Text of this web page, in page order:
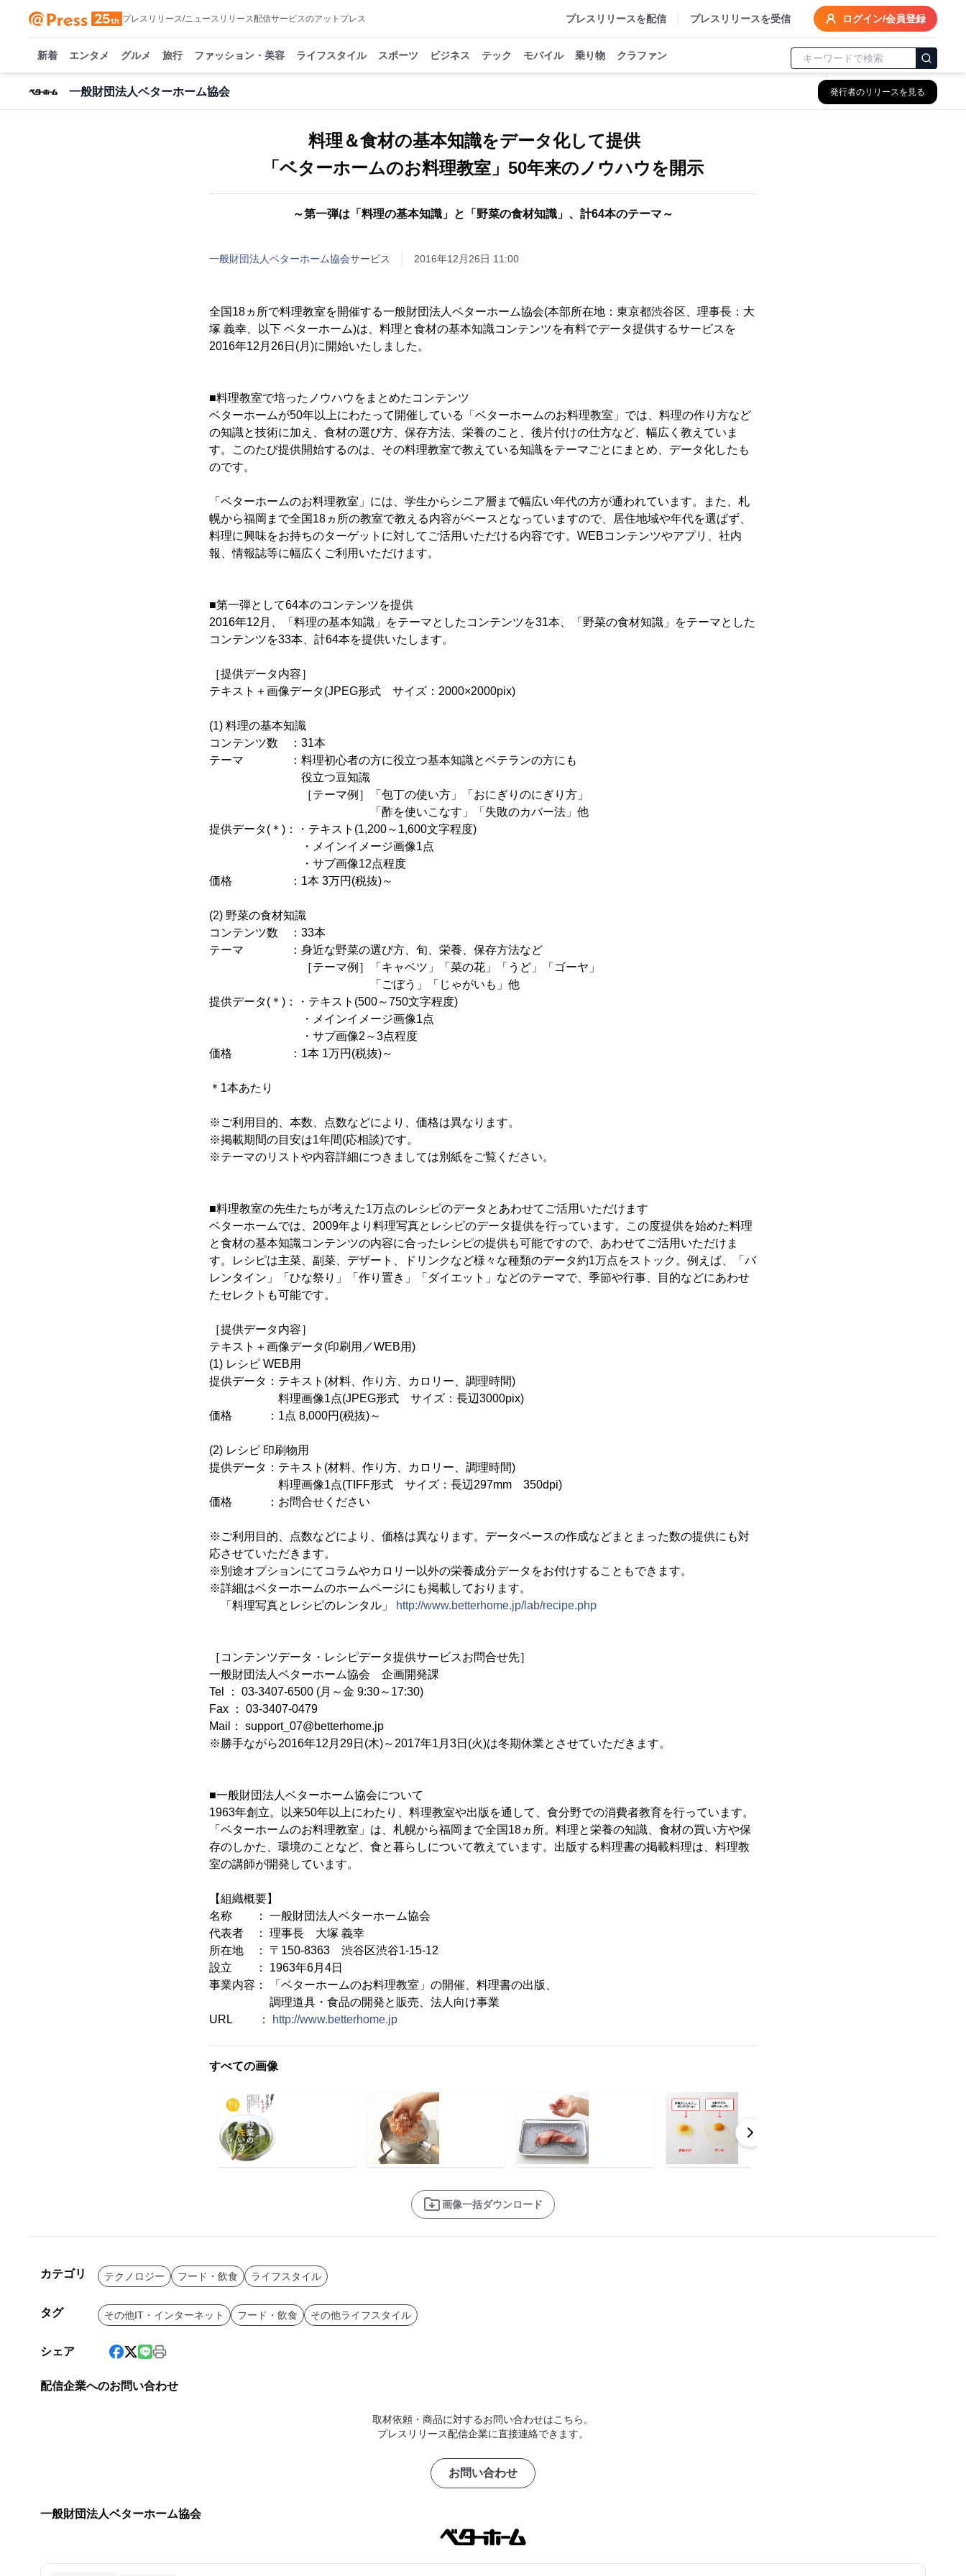
プレスリリース/ニュースリリース配信サービスのアットプレス プレスリリースを配信 プレスリリースを受信 ログイン/会員登録
新着 エンタメ グルメ 旅行 ファッション・美容 ライフスタイル スポーツ ビジネス テック モバイル 乗り物 クラファン
一般財団法人ベターホーム協会 発行者のリリースを見る
料理＆食材の基本知識をデータ化して提供
「ベターホームのお料理教室」50年来のノウハウを開示
～第一弾は「料理の基本知識」と「野菜の食材知識」、計64本のテーマ～
一般財団法人ベターホーム協会サービス 2016年12月26日 11:00
全国18ヵ所で料理教室を開催する一般財団法人ベターホーム協会(本部所在地：東京都渋谷区、理事長：大
塚 義幸、以下 ベターホーム)は、料理と食材の基本知識コンテンツを有料でデータ提供するサービスを
2016年12月26日(月)に開始いたしました。
■料理教室で培ったノウハウをまとめたコンテンツ
ベターホームが50年以上にわたって開催している「ベターホームのお料理教室」では、料理の作り方など
の知識と技術に加え、食材の選び方、保存方法、栄養のこと、後片付けの仕方など、幅広く教えていま
す。このたび提供開始するのは、その料理教室で教えている知識をテーマごとにまとめ、データ化したも
のです。
「ベターホームのお料理教室」には、学生からシニア層まで幅広い年代の方が通われています。また、札
幌から福岡まで全国18ヵ所の教室で教える内容がベースとなっていますので、居住地域や年代を選ばず、
料理に興味をお持ちのターゲットに対してご活用いただける内容です。WEBコンテンツやアプリ、社内
報、情報誌等に幅広くご利用いただけます。
■第一弾として64本のコンテンツを提供
2016年12月、「料理の基本知識」をテーマとしたコンテンツを31本、「野菜の食材知識」をテーマとした
コンテンツを33本、計64本を提供いたします。
［提供データ内容］
テキスト＋画像データ(JPEG形式 サイズ：2000×2000pix)
(1) 料理の基本知識
コンテンツ数 ：31本
テーマ ：料理初心者の方に役立つ基本知識とベテランの方にも
役立つ豆知識
［テーマ例］「包丁の使い方」「おにぎりのにぎり方」
「酢を使いこなす」「失敗のカバー法」他
提供データ(＊)：・テキスト(1,200～1,600文字程度)
・メインイメージ画像1点
・サブ画像12点程度
価格 ：1本 3万円(税抜)～
(2) 野菜の食材知識
コンテンツ数 ：33本
テーマ ：身近な野菜の選び方、旬、栄養、保存方法など
［テーマ例］「キャベツ」「菜の花」「うど」「ゴーヤ」
「ごぼう」「じゃがいも」他
提供データ(＊)：・テキスト(500～750文字程度)
・メインイメージ画像1点
・サブ画像2～3点程度
価格 ：1本 1万円(税抜)～
＊1本あたり
※ご利用目的、本数、点数などにより、価格は異なります。
※掲載期間の目安は1年間(応相談)です。
※テーマのリストや内容詳細につきましては別紙をご覧ください。
■料理教室の先生たちが考えた1万点のレシピのデータとあわせてご活用いただけます
ベターホームでは、2009年より料理写真とレシピのデータ提供を行っています。この度提供を始めた料理
と食材の基本知識コンテンツの内容に合ったレシピの提供も可能ですので、あわせてご活用いただけま
す。レシピは主菜、副菜、デザート、ドリンクなど様々な種類のデータ約1万点をストック。例えば、「バ
レンタイン」「ひな祭り」「作り置き」「ダイエット」などのテーマで、季節や行事、目的などにあわせ
たセレクトも可能です。
［提供データ内容］
テキスト＋画像データ(印刷用／WEB用)
(1) レシピ WEB用
提供データ：テキスト(材料、作り方、カロリー、調理時間)
料理画像1点(JPEG形式 サイズ：長辺3000pix)
価格 ：1点 8,000円(税抜)～
(2) レシピ 印刷物用
提供データ：テキスト(材料、作り方、カロリー、調理時間)
料理画像1点(TIFF形式 サイズ：長辺297mm 350dpi)
価格 ：お問合せください
※ご利用目的、点数などにより、価格は異なります。データベースの作成などまとまった数の提供にも対
応させていただきます。
※別途オプションにてコラムやカロリー以外の栄養成分データをお付けすることもできます。
※詳細はベターホームのホームページにも掲載しております。
「料理写真とレシピのレンタル」
http://www.betterhome.jp/lab/recipe.php
［コンテンツデータ・レシピデータ提供サービスお問合せ先］
一般財団法人ベターホーム協会 企画開発課
Tel ： 03-3407-6500 (月～金 9:30～17:30)
Fax ： 03-3407-0479
Mail： support_07@betterhome.jp
※勝手ながら2016年12月29日(木)～2017年1月3日(火)は冬期休業とさせていただきます。
■一般財団法人ベターホーム協会について
1963年創立。以来50年以上にわたり、料理教室や出版を通して、食分野での消費者教育を行っています。
「ベターホームのお料理教室」は、札幌から福岡まで全国18ヵ所。料理と栄養の知識、食材の買い方や保
存のしかた、環境のことなど、食と暮らしについて教えています。出版する料理書の掲載料理は、料理教
室の講師が開発しています。
【組織概要】
名称 ： 一般財団法人ベターホーム協会
代表者 ： 理事長 大塚 義幸
所在地 ： 〒150-8363 渋谷区渋谷1-15-12
設立 ： 1963年6月4日
事業内容： 「ベターホームのお料理教室」の開催、料理書の出版、
調理道具・食品の開発と販売、法人向け事業
URL ：
http://www.betterhome.jp
すべての画像
画像一括ダウンロード
カテゴリ テクノロジー フード・飲食 ライフスタイル
タグ その他IT・インターネット フード・飲食 その他ライフスタイル
シェア
配信企業へのお問い合わせ
取材依頼・商品に対するお問い合わせはこちら。
プレスリリース配信企業に直接連絡できます。
お問い合わせ
一般財団法人ベターホーム協会